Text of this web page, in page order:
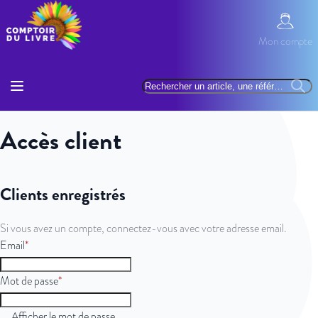
Allez au contenu
Rechercher
Mon
Mon compte
Accès client
Clients enregistrés
Si vous avez un compte, connectez-vous avec votre adresse email.
Email
Mot de passe